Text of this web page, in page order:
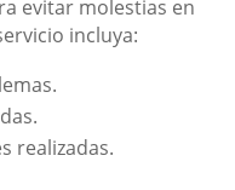
evitar molestias en
incluya:
realizadas.